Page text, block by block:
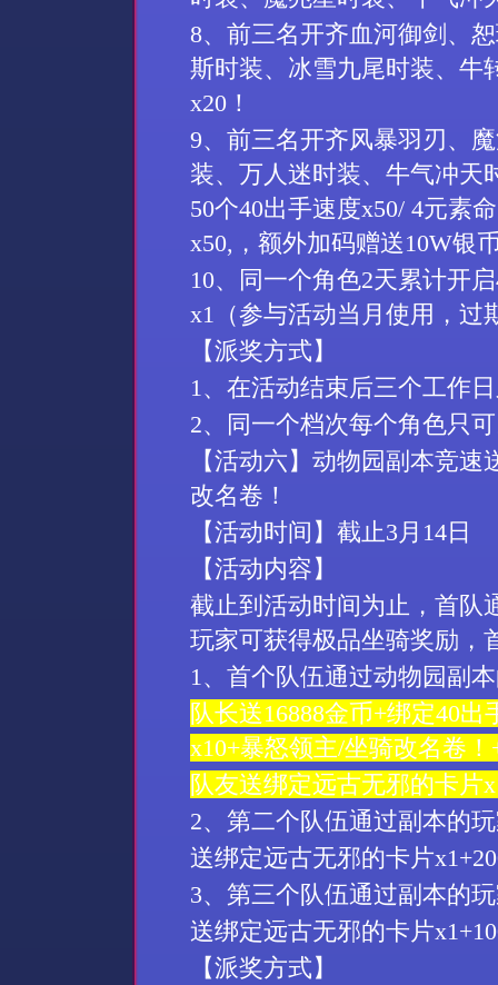
8、前三名开齐血河御剑、
斯时装、冰雪九尾时装、 牛
x20 ！
9、前三名开齐风暴羽刃 、
装、万人迷时装、 牛气冲天
50个40出手速度x50/ 4元素
x50, ，额外加码赠送10W银
10、同一个角色2天累计开启
x1 （参与活动当月使用，过
【派奖方式】
1、在活动结束后三个工作
2、同一个档次每个角色只
【活动六】动物园副本竞速
改名卷！
【活动时间】截止3 月 14日
【活动内容】
截止到活动时间为止，首队
玩家可获得极品坐骑奖励，
1、首个队伍通过动物园副
队长送16888金币+绑定40出
x10+暴怒领主/坐骑改名卷！
队友送绑定远古无邪的卡片
2、第二个队伍通过副本的
送绑定远古无邪的卡片
3、第三个队伍通过副本的
送绑定远古无邪的卡片
【派奖方式】